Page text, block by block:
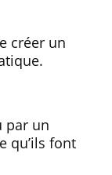
créer un
par un
qu’ils font